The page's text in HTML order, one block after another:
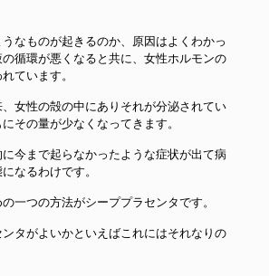
なものが起きるのか、原因はよくわかっ
循環が悪くなると共に、女性ホルモンの
ています。
女性の殻の中にありそれが分泌されてい
その量が少なくなってきます。
今まで起らなかったような症状が出て病
なるわけです。
一つの方法がシーププラセンタです。
タがよいかといえばこれにはそれなりの